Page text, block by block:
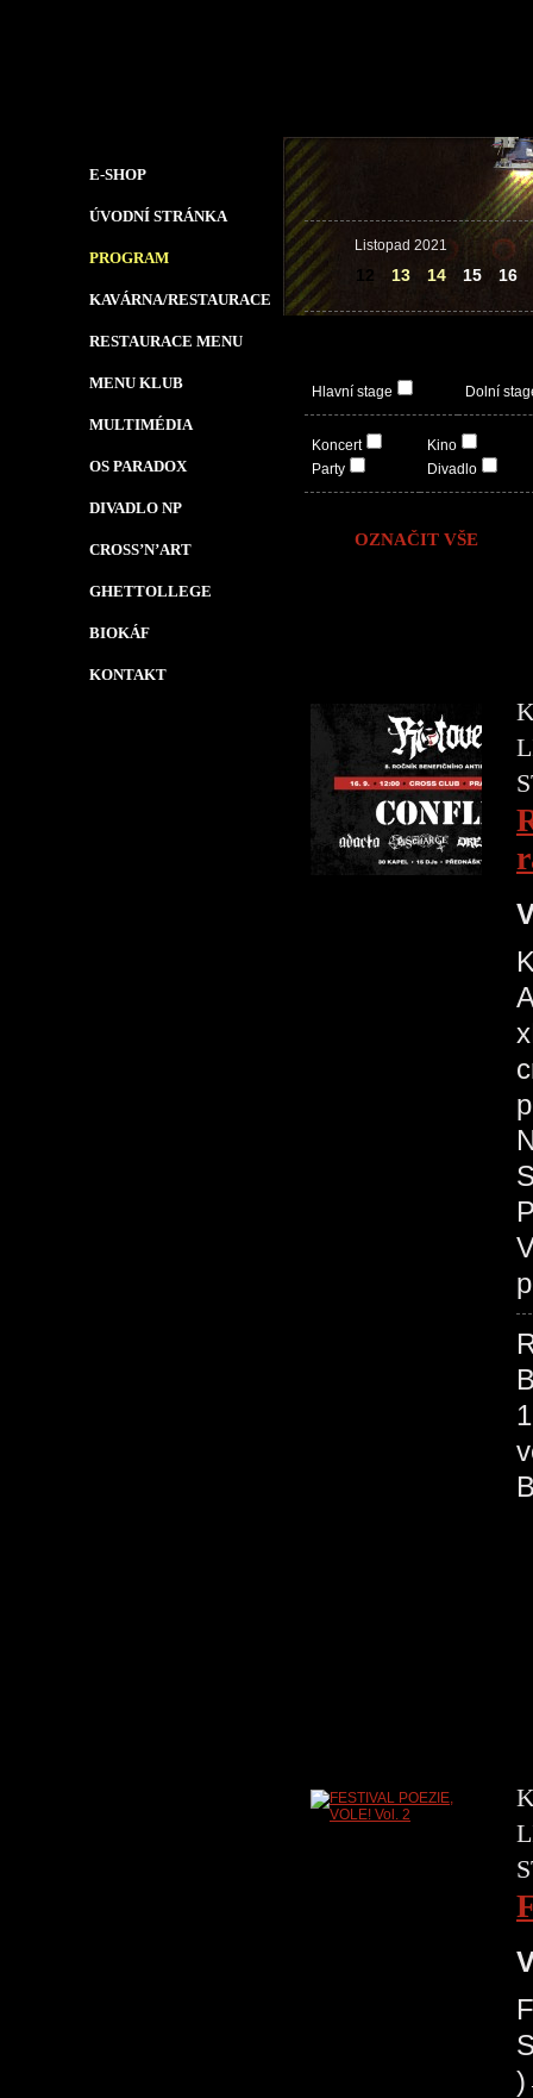
E-SHOP
ÚVODNÍ STRÁNKA
PROGRAM
KAVÁRNA/RESTAURACE
RESTAURACE MENU
MENU KLUB
MULTIMÉDIA
OS PARADOX
DIVADLO NP
CROSS’N’ART
GHETTOLLEGE
BIOKÁF
KONTAKT
Listopad 2021
12 13 14 15 16
Hlavní stage Dolní
Koncert
Party
Kino
Divadlo
OZNAČIT VŠE